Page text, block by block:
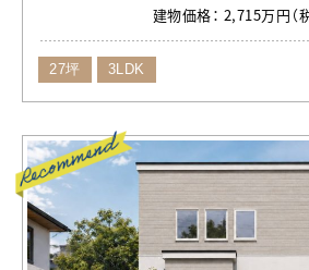
建物価格： 2,715万円（
27坪 3LDK